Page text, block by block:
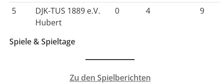
5
DJK-TUS 1889 e.V.
Hubert
0 4 9
Spiele & Spieltage
Zu den Spielberichten